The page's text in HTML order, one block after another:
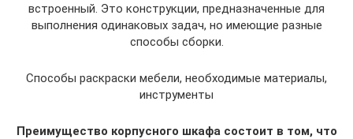
встроенный. Это конструкции, предназначенные для
выполнения одинаковых задач, но имеющие разные
способы сборки.
Способы раскраски мебели, необходимые материалы,
инструменты
Преимущество корпусного шкафа состоит в том, что